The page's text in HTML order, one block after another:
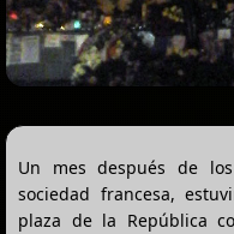
Un mes después de
sociedad francesa,
plaza de la República